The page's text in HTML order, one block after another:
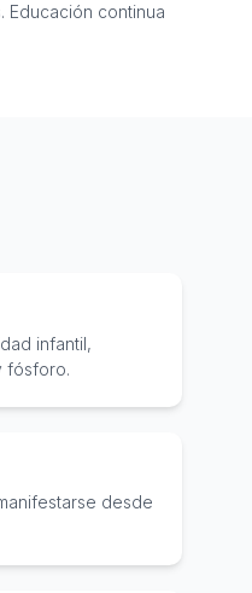
Educación continua
infantil,
fósforo.
desde